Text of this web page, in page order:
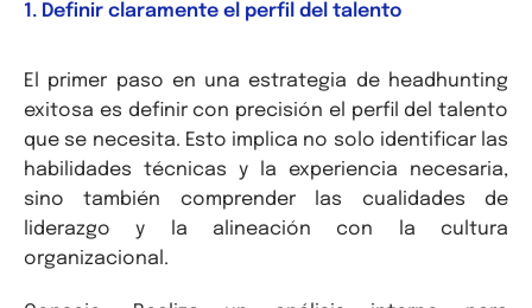
1. Definir claramente el perfil del talento
El primer paso en una estrategia de headhunting
exitosa es definir con precisión el perfil del talento
que se necesita. Esto implica no solo identificar las
habilidades técnicas y la experiencia necesaria,
sino también comprender las cualidades de
liderazgo y la alineación con la cultura
organizacional.